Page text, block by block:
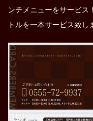
ンチメニューをサービ
トルを一本サービス致し